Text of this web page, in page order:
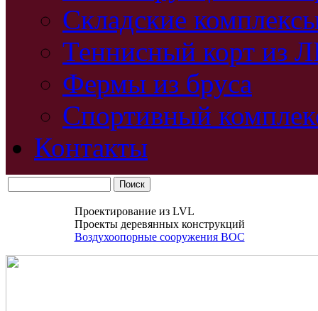
Складские
Теннисный корт из
Фермы из бруса
Спортивный
Контакты
Проектирование из LVL
Проекты деревянных конструкций
Воздухоопорные сооружения ВОС